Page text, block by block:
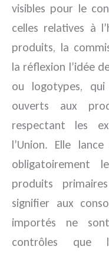
visibles pour le
celles relatives à
produits, la
la réflexion l’idée
ou logotypes,
ouverts aux
respectant les
l’Union. Elle
obligatoirement
produits
signifier aux
importés ne
contrôles que